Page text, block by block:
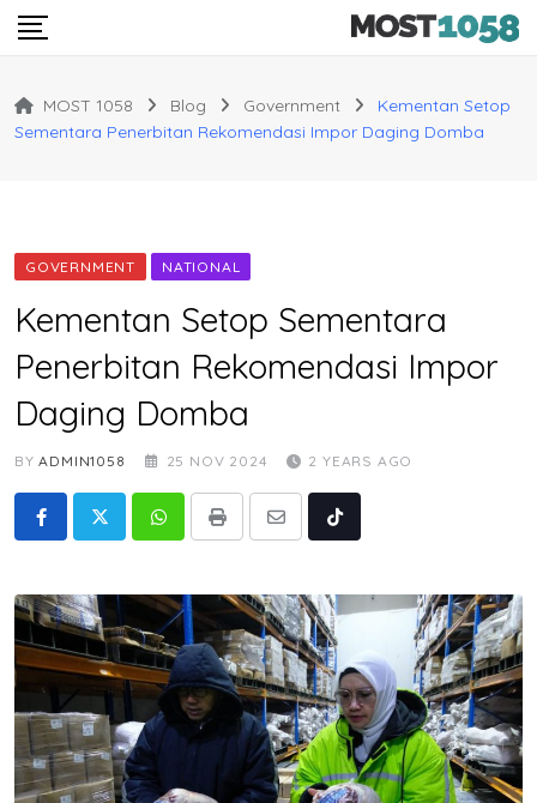
Skip
MOST 1058 Blog Government
Kementan Setop
Sementara Penerbitan Rekomendasi Impor Daging Domba
GOVERNMENT NATIONAL
Kementan Setop Sementara
Penerbitan Rekomendasi Impor
Daging Domba
BYADMIN1058 25 NOV 2024 2 YEARS AGO
WhatsappPrint
Share
Tiktok